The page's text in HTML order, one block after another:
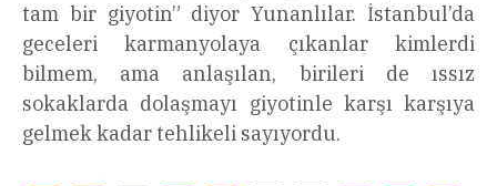
tam bir giyotin” diyor Yunanlılar. İstanbul’da
geceleri karmanyolaya çıkanlar kimlerdi
bilmem, ama anlaşılan, birileri de ıssız
sokaklarda dolaşmayı giyotinle karşı karşıya
gelmek kadar tehlikeli sayıyordu.